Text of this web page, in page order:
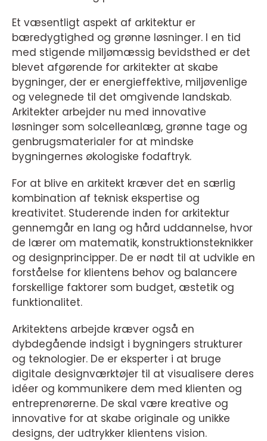
Et væsentligt aspekt af arkitektur er
bæredygtighed og grønne løsninger. I en tid
med stigende miljømæssig bevidsthed er det
blevet afgørende for arkitekter at skabe
bygninger, der er energieffektive, miljøvenlige
og velegnede til det omgivende landskab.
Arkitekter arbejder nu med innovative
løsninger som solcelleanlæg, grønne tage og
genbrugsmaterialer for at mindske
bygningernes økologiske fodaftryk.
For at blive en arkitekt kræver det en særlig
kombination af teknisk ekspertise og
kreativitet. Studerende inden for arkitektur
gennemgår en lang og hård uddannelse, hvor
de lærer om matematik, konstruktionsteknikker
og designprincipper. De er nødt til at udvikle en
forståelse for klientens behov og balancere
forskellige faktorer som budget, æstetik og
funktionalitet.
Arkitektens arbejde kræver også en
dybdegående indsigt i bygningers strukturer
og teknologier. De er eksperter i at bruge
digitale designværktøjer til at visualisere deres
idéer og kommunikere dem med klienten og
entreprenørerne. De skal være kreative og
innovative for at skabe originale og unikke
designs, der udtrykker klientens vision.